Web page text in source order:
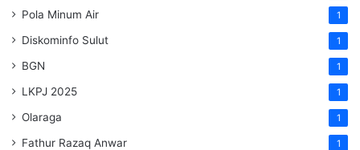
Pola Minum Air 1
Diskominfo Sulut 1
BGN 1
LKPJ 2025 1
Olaraga 1
Fathur Razaq Anwar 1